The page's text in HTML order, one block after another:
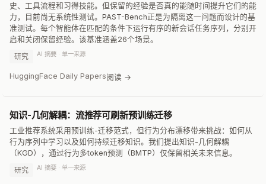
史、工具流程和习得技能。但保留的经验是否真的能随时间提升它们的能
力，目前尚无系统性测试。PAST-Bench正是为隔离这一问题而设计的基
准测试。每个智能体在匹配的条件下运行有序的新会话任务序列，分别开
启和关闭保留经验。该基准涵盖26个场景。
研究
AI 摘要 · 单一来源
HuggingFace Daily Papers阅读 →
知识-几何解耦：流推荐可刷新预训练迁移
工业推荐系统采用预训练-迁移范式，但行为分布漂移带来挑战：如何从
行为序列中学习以及如何持续迁移知识。我们提出知识-几何解耦
（KGD），通过行为多token预测（BMTP）仅保留相关未来信息。
研究
AI 摘要 · 单一来源